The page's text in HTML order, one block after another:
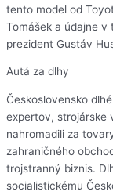
tento model od
Tomášek a údajne v
prezident Gustáv
Autá za dlhy
Československo
expertov, strojárske
nahromadili za
zahraničného
trojstranný biznis.
socialistickému